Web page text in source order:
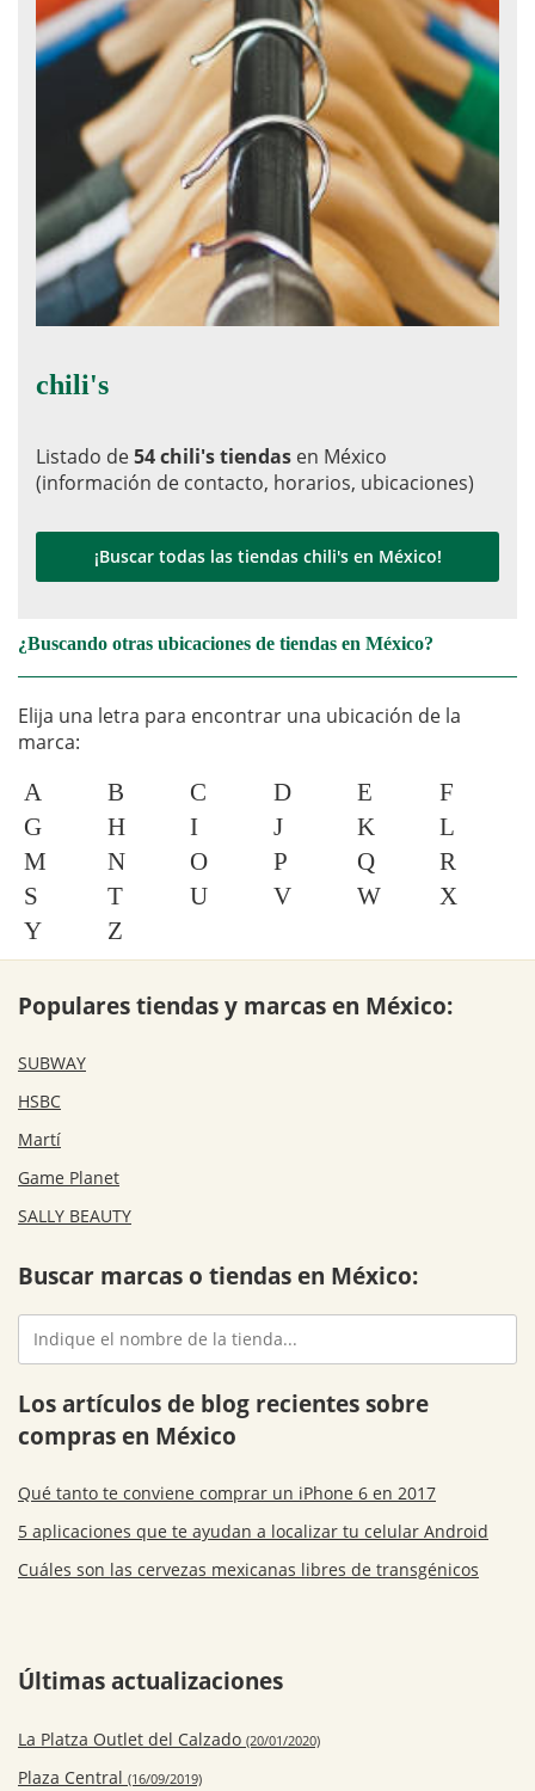
chili's
Listado de54 chili's tiendas en México
(información de contacto, horarios, ubicaciones)
¡Buscar todas las tiendas chili's en México!
¿Buscando otras ubicaciones de tiendas en México?
Elija una letra para encontrar una ubicación de la
marca:
A B C D E
F
G
H I J K
L
M
N O P Q
R
S
T U V W
X
Y
Z
Populares tiendas y marcas en México:
SUBWAY
HSBC
Martí
Game Planet
SALLY BEAUTY
Buscar marcas o tiendas en México:
Los artículos de blog recientes sobre
compras en México
Qué tanto te conviene comprar un iPhone 6 en 2017
5 aplicaciones que te ayudan a localizar tu celular Android
Cuáles son las cervezas mexicanas libres de transgénicos
Últimas actualizaciones
La Platza Outlet del Calzado (20/01/2020)
Plaza Central (16/09/2019)